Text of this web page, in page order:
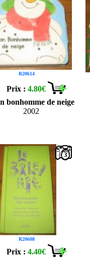
R20614
Prix :4.80€
bonhomme de neige
2002
R20608
3
Prix :4.40€